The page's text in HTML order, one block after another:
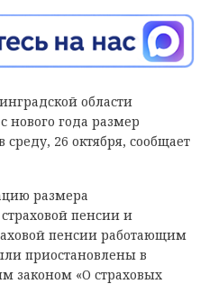
области
нового года размер
26 октября, сообщает
размера
пенсии и
пенсии работающим
приостановлены в
законом «О страховых